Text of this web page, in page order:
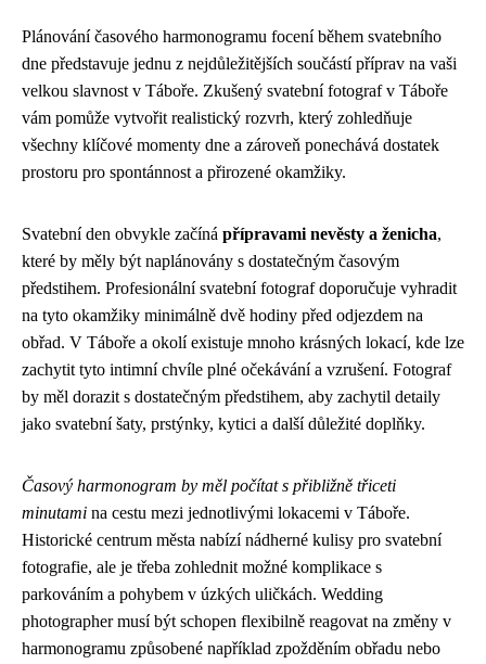
Plánování časového harmonogramu focení během svatebního
dne představuje jednu z nejdůležitějších součástí příprav na vaši
velkou slavnost v Táboře. Zkušený svatební fotograf v Táboře
vám pomůže vytvořit realistický rozvrh, který zohledňuje
všechny klíčové momenty dne a zároveň ponechává dostatek
prostoru pro spontánnost a přirozené okamžiky.
Svatební den obvykle začíná přípravami nevěsty a ženicha,
které by měly být naplánovány s dostatečným časovým
předstihem. Profesionální svatební fotograf doporučuje vyhradit
na tyto okamžiky minimálně dvě hodiny před odjezdem na
obřad. V Táboře a okolí existuje mnoho krásných lokací, kde lze
zachytit tyto intimní chvíle plné očekávání a vzrušení. Fotograf
by měl dorazit s dostatečným předstihem, aby zachytil detaily
jako svatební šaty, prstýnky, kytici a další důležité doplňky.
Časový harmonogram by měl počítat s přibližně třiceti
minutami na cestu mezi jednotlivými lokacemi v Táboře.
Historické centrum města nabízí nádherné kulisy pro svatební
fotografie, ale je třeba zohlednit možné komplikace s
parkováním a pohybem v úzkých uličkách. Wedding
photographer musí být schopen flexibilně reagovat na změny v
harmonogramu způsobené například zpožděním obřadu nebo